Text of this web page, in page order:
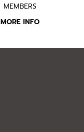
MEMBERS
MORE INFO